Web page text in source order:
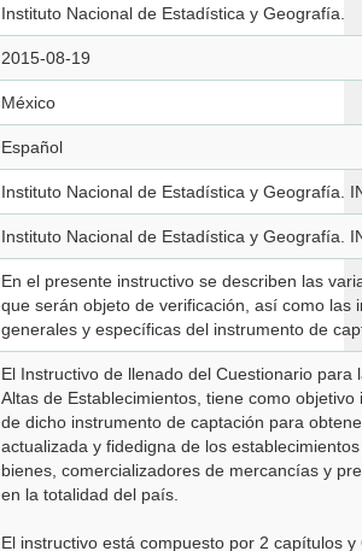
Instituto Nacional de Estadística y Geografía.
2015-08-19
México
Español
Instituto Nacional de Estadística y Geografía.
Instituto Nacional de Estadística y Geografía.
En el presente instructivo se describen las
que serán objeto de verificación, así como las
generales y específicas del instrumento de
El Instructivo de llenado del Cuestionario para
Altas de Establecimientos, tiene como
de dicho instrumento de captación para
actualizada y fidedigna de los
bienes, comercializadores de mercancías y
en la totalidad del país.
El instructivo está compuesto por 2 capítulos y